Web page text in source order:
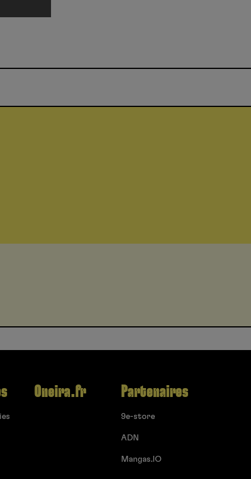
Oneira.fr Partenaires
9e-store
ADN
Mangas.IO